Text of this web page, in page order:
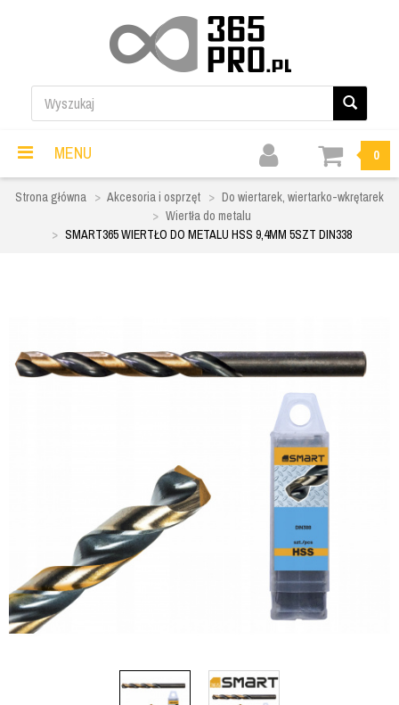
MENU 0
Strona główna Akcesoria i osprzęt
Do wiertarek, wiertarko-wkrętarek
Wiertła do metalu
SMART365 WIERTŁO DO METALU HSS 9,4MM 5SZT DIN338